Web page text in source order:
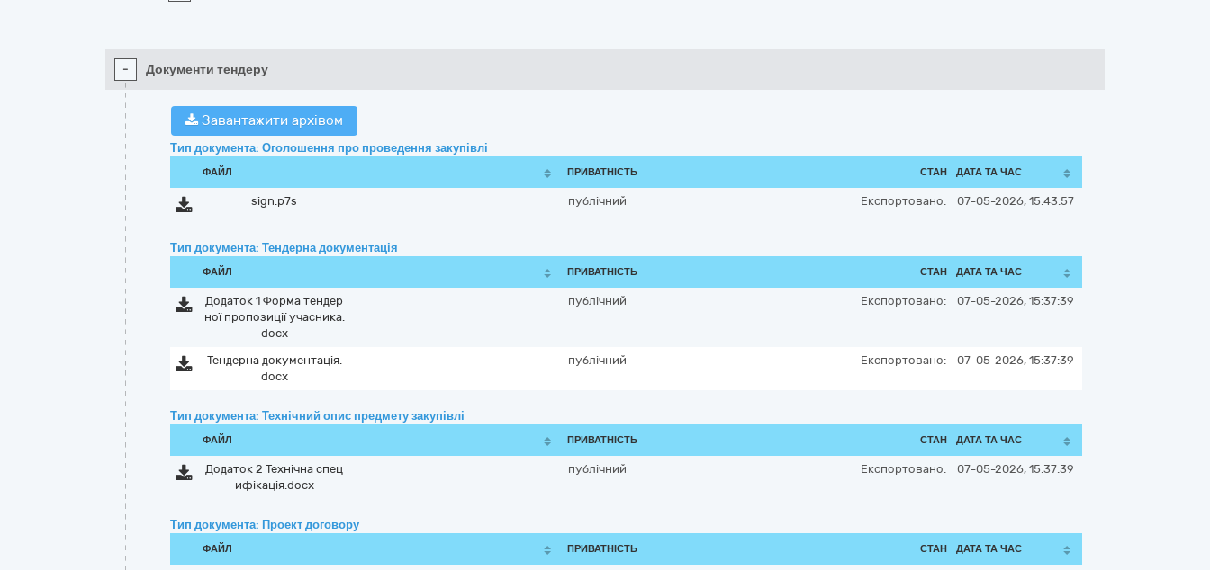
- Документи тендеру
Завантажити архівом
Тип документа: Оголошення про проведення закупівлі
ФАЙЛ ПРИВАТНІСТЬ СТАН ДАТА ТА ЧАС
sign.p7s публічний Експортовано: 07-05-2026, 15:43:57
Тип документа: Тендерна документація
ФАЙЛ ПРИВАТНІСТЬ СТАН ДАТА ТА ЧАС
Додаток 1 Форма тендер
ної пропозиції учасника.
docx
публічний Експортовано: 07-05-2026, 15:37:39
Тендерна документація.
docx
публічний Експортовано: 07-05-2026, 15:37:39
Тип документа: Технічний опис предмету закупівлі
ФАЙЛ ПРИВАТНІСТЬ СТАН ДАТА ТА ЧАС
Додаток 2 Технічна спец
ифікація.docx
публічний Експортовано: 07-05-2026, 15:37:39
Тип документа: Проект договору
ФАЙЛ ПРИВАТНІСТЬ СТАН ДАТА ТА ЧАС